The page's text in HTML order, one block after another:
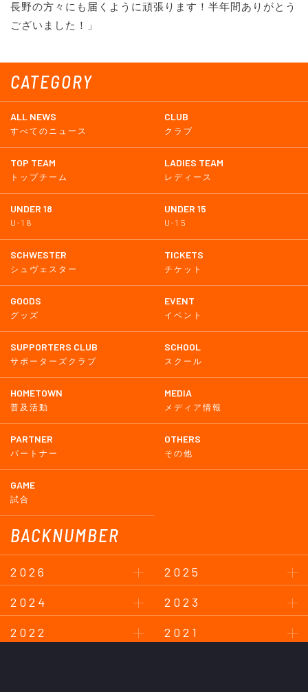
CATEGORY
ALL NEWS
すべてのニュース
CLUB
クラブ
TOP TEAM
トップチーム
LADIES TEAM
レディース
UNDER 18
U-18
UNDER 15
U-15
SCHWESTER
シュヴェスター
TICKETS
チケット
GOODS
グッズ
EVENT
イベント
SUPPORTERS CLUB
サポーターズクラブ
SCHOOL
スクール
HOMETOWN
普及活動
MEDIA
メディア情報
PARTNER
パートナー
OTHERS
その他
GAME
試合
BACKNUMBER
2026
2025
2024
2023
2022
2021
長野の方々にも届くように頑張ります！半年間ありがとう
ございました！」